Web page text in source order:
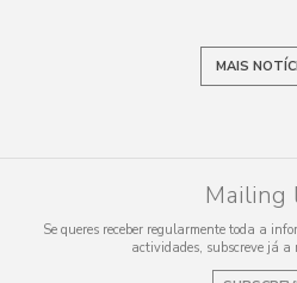
MAIS
Mailing
Se queres receber regularmente toda a
actividades, subscreve já